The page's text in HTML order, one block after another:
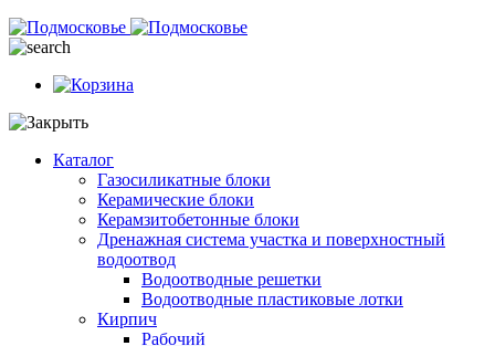
Каталог
Газосиликатные блоки
Керамические блоки
Керамзитобетонные блоки
Дренажная система участка и поверхностный
водоотвод
Водоотводные решетки
Водоотводные пластиковые лотки
Кирпич
Рабочий